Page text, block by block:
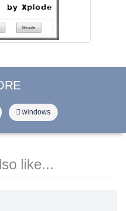
windows
like...